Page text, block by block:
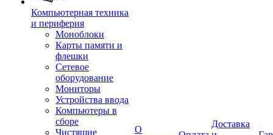
Компьютерная техника
и периферия
Моноблоки
Карты памяти и
флешки
Сетевое
оборудование
Мониторы
Устройства ввода
Компьютеры в
сборе
Чистящие
О
Доставка